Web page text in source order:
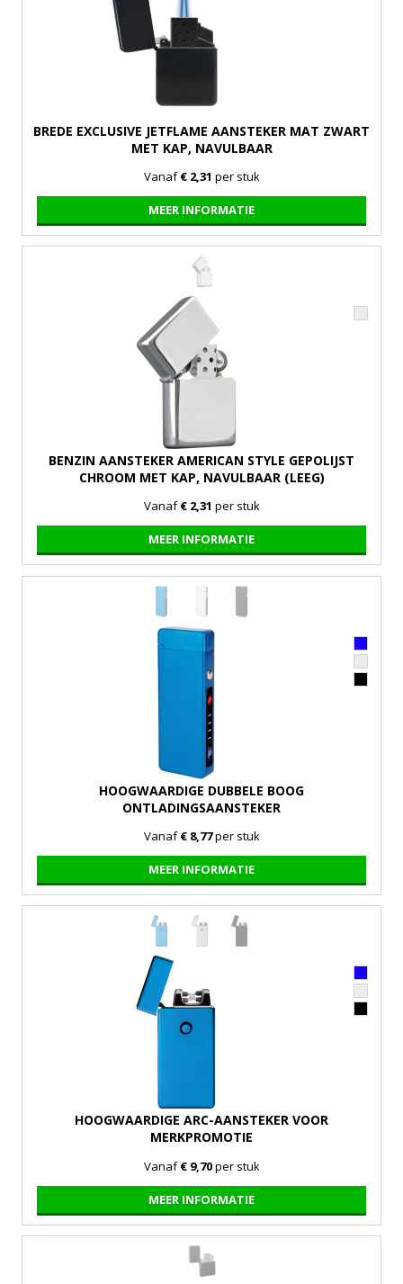
BREDE EXCLUSIVE JETFLAME AANSTEKER MAT ZWART
MET KAP, NAVULBAAR
Vanaf€ 2,31 per stuk
MEER INFORMATIE
BENZIN AANSTEKER AMERICAN STYLE GEPOLIJST
CHROOM MET KAP, NAVULBAAR (LEEG)
Vanaf€ 2,31 per stuk
MEER INFORMATIE
HOOGWAARDIGE DUBBELE BOOG
ONTLADINGSAANSTEKER
Vanaf€ 8,77per stuk
MEER INFORMATIE
HOOGWAARDIGE ARC-AANSTEKER VOOR
MERKPROMOTIE
Vanaf€ 9,70per stuk
MEER INFORMATIE